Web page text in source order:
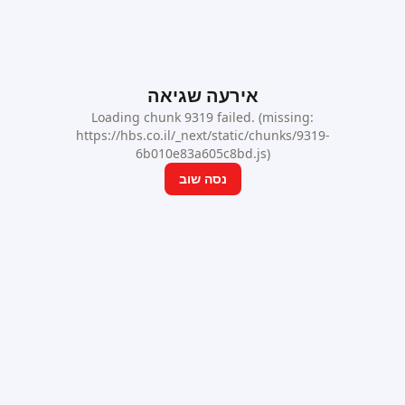
אירעה שגיאה
Loading chunk 9319 failed. (missing:
https://hbs.co.il/_next/static/chunks/9319-
6b010e83a605c8bd.js)